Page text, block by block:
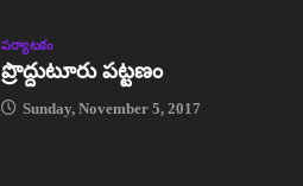
పర్యాటకం
ప్రొద్దుటూరు పట్టణం
Sunday, November 5, 2017